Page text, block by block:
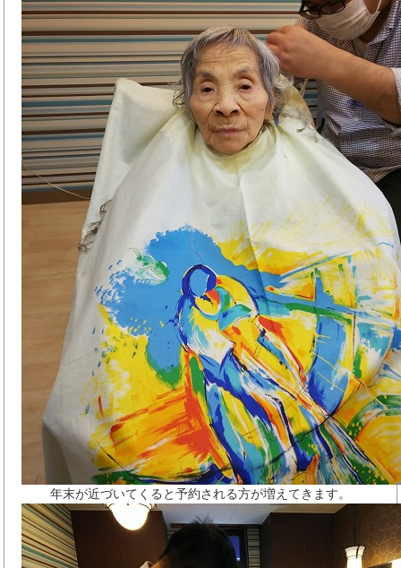
年末が近づいてくると予約される方が増えてきます。